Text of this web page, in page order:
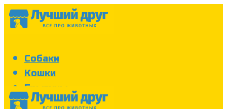
Собаки
Кошки
Грызуны
Аквариум